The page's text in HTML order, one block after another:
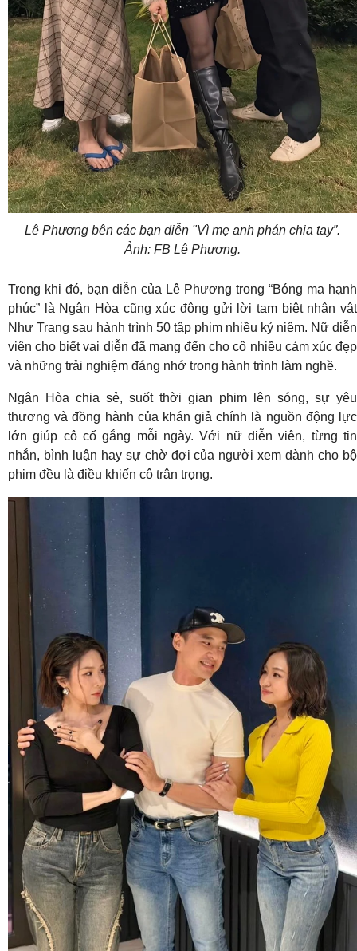
Lê Phương bên các bạn diễn "Vì mẹ anh phán chia tay”.
Ảnh: FB Lê Phương.
Trong khi đó, bạn diễn của Lê Phương trong “Bóng ma hạnh
phúc” là Ngân Hòa cũng xúc động gửi lời tạm biệt nhân vật
Như Trang sau hành trình 50 tập phim nhiều kỷ niệm. Nữ diễn
viên cho biết vai diễn đã mang đến cho cô nhiều cảm xúc đẹp
và những trải nghiệm đáng nhớ trong hành trình làm nghề.
Ngân Hòa chia sẻ, suốt thời gian phim lên sóng, sự yêu
thương và đồng hành của khán giả chính là nguồn động lực
lớn giúp cô cố gắng mỗi ngày. Với nữ diễn viên, từng tin
nhắn, bình luận hay sự chờ đợi của người xem dành cho bộ
phim đều là điều khiến cô trân trọng.